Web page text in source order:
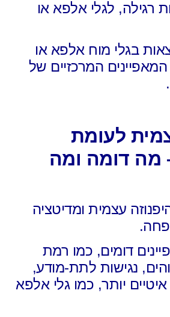
רגילה, לגלי אלפא או
בגלי מוח אלפא או
המרכזיים של
לעומת
מה דומה ומה
עצמית ומדיטציה
דומים, כמו רמת
נגישות לתת-מודע,
יותר, כמו גלי אלפא